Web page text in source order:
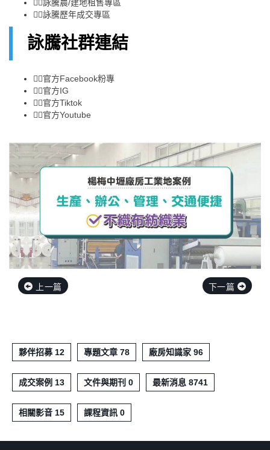
👉🏻詠騰農/建地租售專區
👉🏻詠騰歷年成交專區
詠騰社群連結
👉🏻官方Facebook粉專
👉🏻官方IG
👉🏻官方Tiktok
👉🏻官方Youtube
上一篇 下一篇
夥伴招募 12 專題文章 78 廠房知識家 96
成交案例 13 文件與期刊 0 最新消息 8741
相關影音 15 課程資訊 0